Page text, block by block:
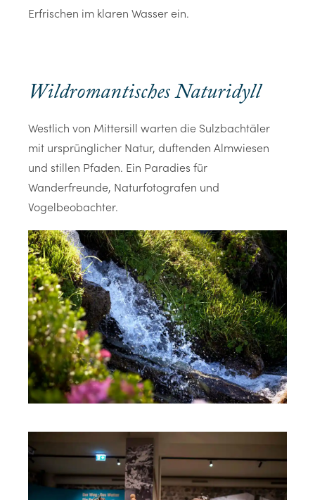
Erfrischen im klaren Wasser ein.
Wildromantisches Naturidyll
Westlich von Mittersill warten die Sulzbachtäler
mit ursprünglicher Natur, duftenden Almwiesen
und stillen Pfaden. Ein Paradies für
Wanderfreunde, Naturfotografen und
Vogelbeobachter.